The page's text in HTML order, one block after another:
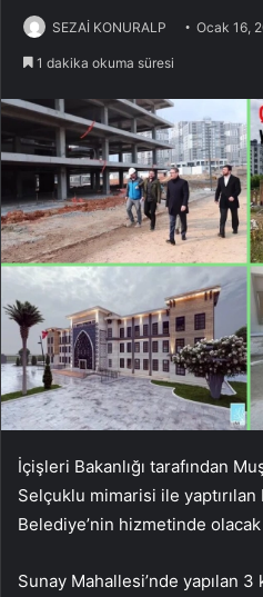
SEZAİ KONURALP Ocak 16,
1 dakika okuma süresi
İçişleri Bakanlığı tarafından
Selçuklu mimarisi ile yaptırılan
Belediye’nin hizmetinde olacak
Sunay Mahallesi’nde yapılan 3